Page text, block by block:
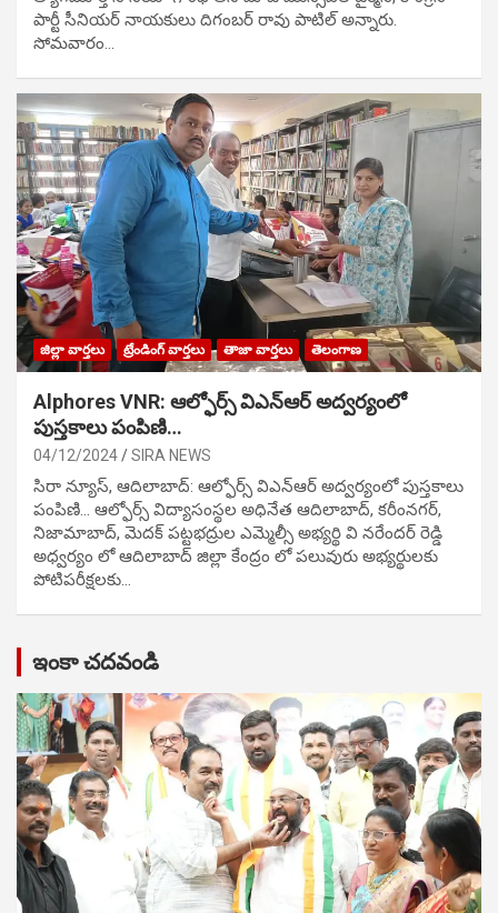
పార్టీ సీనియ‌ర్ నాయ‌కులు దిగంబ‌ర్ రావు పాటిల్ అన్నారు.
సోమవారం…
జిల్లా వార్తలు ట్రేండింగ్ వార్తలు తాజా వార్తలు తెలంగాణ
Alphores VNR: ఆల్ఫోర్స్ విఎన్ఆర్ అద్వర్యంలో
పుస్తకాలు పంపిణి…
04/12/2024 SIRA NEWS
సిరా న్యూస్, ఆదిలాబాద్: ఆల్ఫోర్స్ విఎన్ఆర్ అద్వర్యంలో పుస్తకాలు
పంపిణి… ఆల్ఫోర్స్ విద్యాసంస్థల అధినేత ఆదిలాబాద్, కరీంనగర్,
నిజామాబాద్, మెదక్ పట్టభద్రుల ఎమ్మెల్సీ అభ్యర్థి వి నరేందర్ రెడ్డి
అధ్వర్యం లో ఆదిలాబాద్ జిల్లా కేంద్రం లో పలువురు అభ్యర్థులకు
పోటిప‌రీక్ష‌ల‌కు…
ఇంకా చదవండి